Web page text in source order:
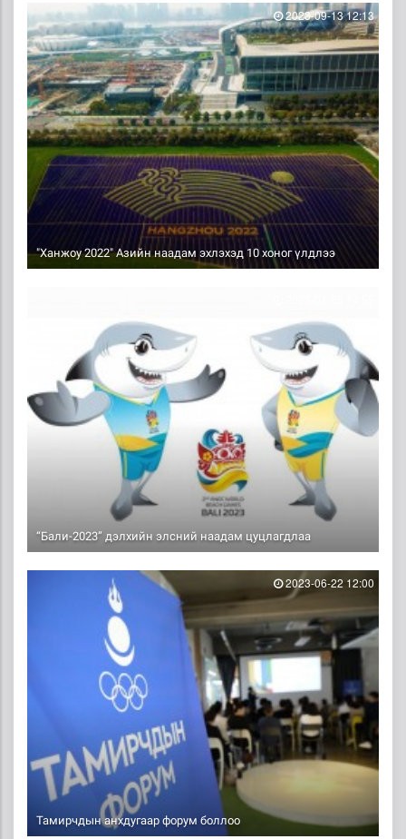
"Ханжоу 2022" Азийн наадам эхлэхэд 10 хоног үлдлээ
2023-09-13 12:13
“Бали-2023” дэлхийн элсний наадам цуцлагдлаа
Тамирчдын анхдугаар форум боллоо
2023-06-22 12:00